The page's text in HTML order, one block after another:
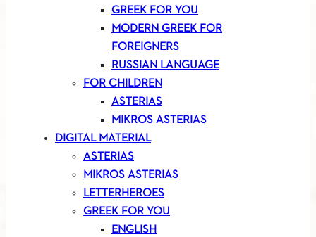
GREEK FOR YOU
MODERN GREEK FOR
FOREIGNERS
RUSSIAN LANGUAGE
FOR CHILDREN
ASTERIAS
MIKROS ASTERIAS
DIGITAL MATERIAL
ASTERIAS
MIKROS ASTERIAS
LETTERHEROES
GREEK FOR YOU
ENGLISH